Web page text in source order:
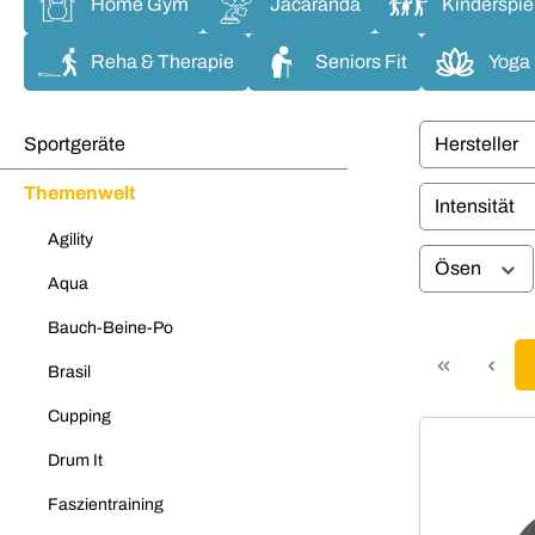
Home Gym Jacaranda
Reha & Therapie Seniors Fit Yoga
Sportgeräte
Themenwelt
Agility
Aqua
Bauch-Beine-Po
Brasil
Cupping
Drum It
Faszientraining
Hersteller
Intensität
Ösen